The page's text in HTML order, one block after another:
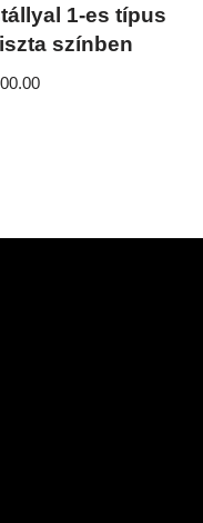
1-es típus
színben